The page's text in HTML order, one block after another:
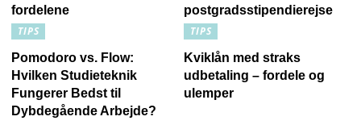
fordelene
postgradsstipendierejse
TIPS
Pomodoro vs. Flow:
Hvilken Studieteknik
Fungerer Bedst til
Dybdegående Arbejde?
TIPS
Kviklån med straks
udbetaling – fordele og
ulemper